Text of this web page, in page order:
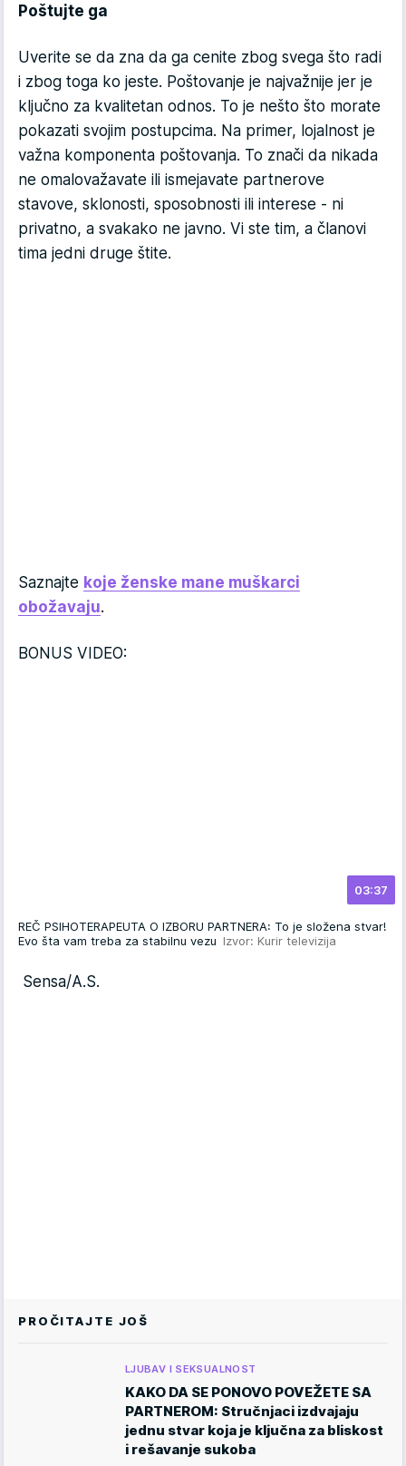
Poštujte ga
Uverite se da zna da ga cenite zbog svega što radi
i zbog toga ko jeste. Poštovanje je najvažnije jer je
ključno za kvalitetan odnos. To je nešto što morate
pokazati svojim postupcima. Na primer, lojalnost je
važna komponenta poštovanja. To znači da nikada
ne omalovažavate ili ismejavate partnerove
stavove, sklonosti, sposobnosti ili interese - ni
privatno, a svakako ne javno. Vi ste tim, a članovi
tima jedni druge štite.
Saznajte koje ženske mane muškarci
obožavaju.
BONUS VIDEO:
03:37
REČ PSIHOTERAPEUTA O IZBORU PARTNERA: To je složena stvar!
Evo šta vam treba za stabilnu vezu Izvor: Kurir televizija
Sensa/A.S.
PROČITAJTE JOŠ
LJUBAV I SEKSUALNOST
KAKO DA SE PONOVO POVEŽETE SA
PARTNEROM: Stručnjaci izdvajaju
jednu stvar koja je ključna za bliskost
i rešavanje sukoba